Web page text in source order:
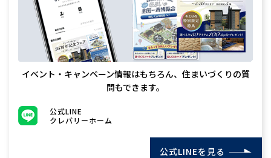
イベント・キャンペーン情報はもちろん、住まいづくりの質
問もできます。
公式LINE
クレバリーホーム
公式LINEを見る